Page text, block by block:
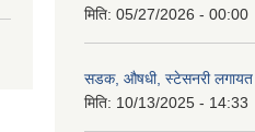
मिति: 05/27/2026 - 00:00
सडक, औषधी, स्टेसनरी लगायत
मिति: 10/13/2025 - 14:33